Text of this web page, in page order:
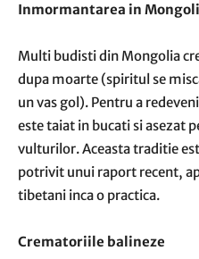
Inmormantarea in
Multi budisti din Mongolia
dupa moarte (spiritul se
un vas gol). Pentru a
este taiat in bucati si asezat
vulturilor. Aceasta traditie
potrivit unui raport recent,
tibetani inca o practica.
Crematoriile balineze